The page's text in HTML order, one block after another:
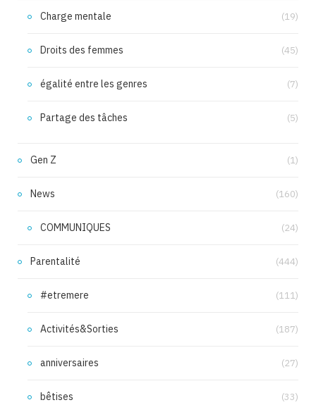
Charge mentale (19)
Droits des femmes (45)
égalité entre les genres (7)
Partage des tâches (5)
Gen Z (1)
News (160)
COMMUNIQUES (24)
Parentalité (444)
#etremere (111)
Activités&Sorties (187)
anniversaires (27)
bêtises (33)